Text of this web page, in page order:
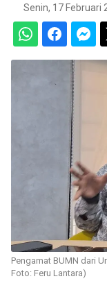
Senin, 17 Februari
Pengamat BUMN dari
Foto: Feru Lantara)